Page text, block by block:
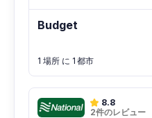
Budget
1 場所 に 1 都市
8.8
2件のレビュー